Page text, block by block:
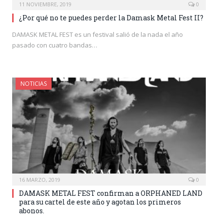
11 NOVIEMBRE, 2019 0
¿Por qué no te puedes perder la Damask Metal Fest II?
DAMASK METAL FEST es un festival salió de la nada el año
pasado con cuatro bandas…
NOTICIAS
16 MARZO, 2019 0
DAMASK METAL FEST confirman a ORPHANED LAND
para su cartel de este año y agotan los primeros
abonos.